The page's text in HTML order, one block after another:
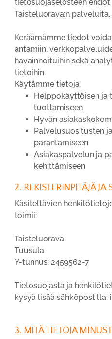
tietosuojaselosteen
Taisteluorava:n palveluita.
Keräämämme tiedot
antamiin,
havainnoituihin sekä
tietoihin.
Käytämme tietoja:
Helppokäyttöisen ja
tuottamiseen
Hyvän
Palvelusuositusten
parantamiseen
Asiakaspalvelun ja
kehittämiseen
2. REKISTERINPITÄJÄ JA
Käsiteltävien
toimii:
Taisteluorava
Tuusula
Y-tunnus: 2459562-7
Tietosuojasta ja
kysyä lisää sähköpostilla:
3. MITÄ TIETOJA